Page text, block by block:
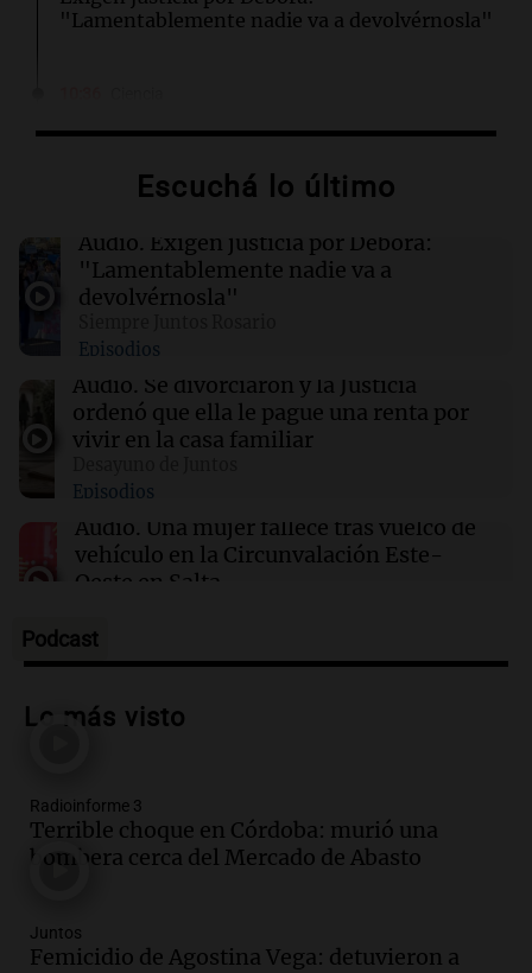
"Lamentablemente nadie va a devolvérnosla"
preservación del Templo de Yaguarón,
10:34 Siempre Juntos Rosario
La marcha de gremios y organizaciones
sociales por San Cayetano avanza hacia el
Monumento
10:32 Mundo
Alemania reporta 11.900 muertes por ola de
calor, un récord en la última década
10:31 Fútbol
Messi respondió sobre el rumor que vinculaba
a su hijo Thiago con Barcelona
Escuchá lo último
Audio. Exigen justicia por Débora:
"Lamentablemente nadie va a
devolvérnosla"
Episodios
Audio. Se divorciaron y la Justicia
ordenó que ella le pague una renta por
vivir en la casa familiar
Episodios
Audio. Una mujer fallece tras vuelco de
vehículo en la Circunvalación Este-
Oeste en Salta
Episodios
Audio.Una mujer muere tras un vuelco
Salta
Audio.El Polo Obrero marcha en
Córdoba pidiendo trabajo genuino y
mejoras en programas sociales
Audio. La marcha de gremios y
Podcast
Lo más visto
Radioinforme 3
Terrible choque en Córdoba: murió una
bombera cerca del Mercado de Abasto
Juntos
Femicidio de Agostina Vega: detuvieron a